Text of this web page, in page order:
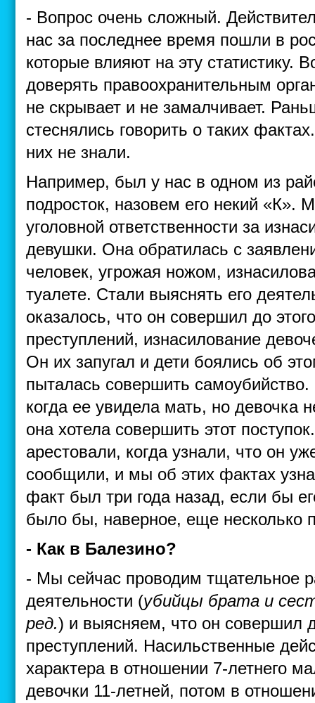
- Вопрос очень сложный.
нас за последнее время пошли в
которые влияют на эту статистику.
доверять правоохранительным
не скрывает и не замалчивает.
стеснялись говорить о таких
них не знали.
Например, был у нас в одном из
подросток, назовем его некий «К».
уголовной ответственности за
девушки. Она обратилась с
человек, угрожая ножом,
туалете. Стали выяснять его
оказалось, что он совершил до
преступлений, изнасилование
Он их запугал и дети боялись об
пыталась совершить
когда ее увидела мать, но девочка
она хотела совершить этот
арестовали, когда узнали, что он
сообщили, и мы об этих фактах
факт был три года назад, если бы
было бы, наверное, еще несколько
- Как в Балезино?
- Мы сейчас проводим тщательное
деятельности (убийцы брата и
ред.) и выясняем, что он совершил
преступлений. Насильственные
характера в отношении 7-летнего
девочки 11-летней, потом в